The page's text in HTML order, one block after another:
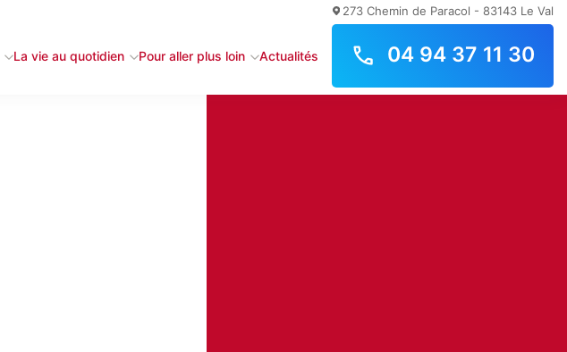
273 Chemin de Paracol - 83143 Le Val
La vie au quotidien Pour aller plus loin Actualités 04 94 37 11 30